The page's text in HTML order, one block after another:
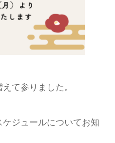
て参りました。
ジュールについてお知